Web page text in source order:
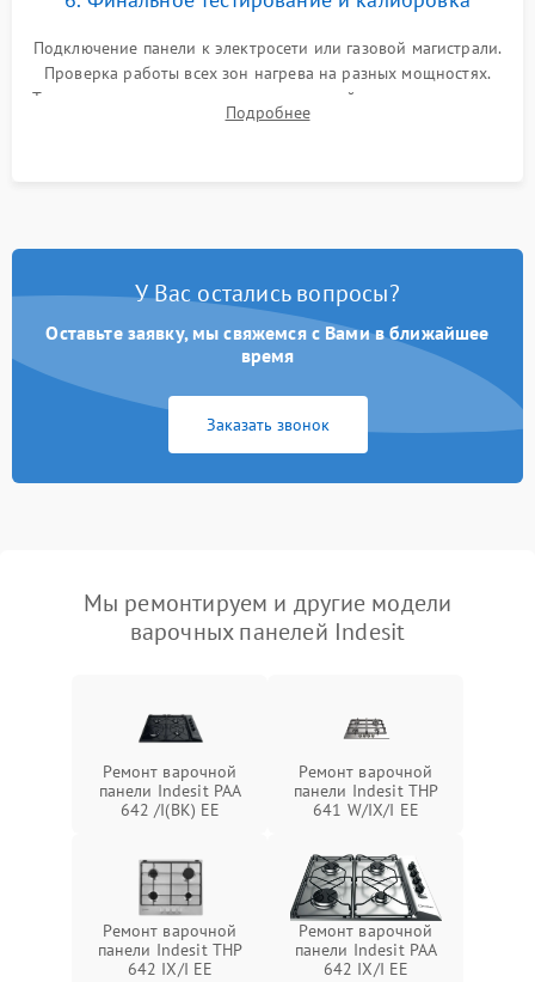
Подключение панели к электросети или газовой магистрали.
Проверка работы всех зон нагрева на разных мощностях.
Тестирование сенсорного управления, таймера, индикаторов
остаточного тепла и систем защиты от перегрева.
Подробнее
У Вас остались вопросы?
Оставьте заявку, мы свяжемся с Вами в ближайшее
время
Заказать звонок
Мы ремонтируем и другие модели
варочных панелей Indesit
Ремонт варочной
панели Indesit PAA
642 /I(BK) EE
Ремонт варочной
панели Indesit THP
641 W/IX/I EE
Ремонт варочной
панели Indesit THP
642 IX/I EE
Ремонт варочной
панели Indesit PAA
642 IX/I EE